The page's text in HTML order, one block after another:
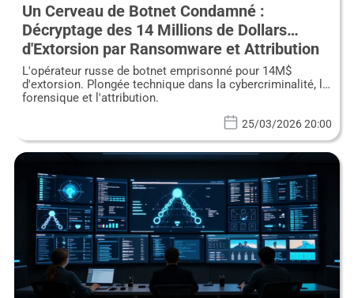
Un Cerveau de Botnet Condamné :
Décryptage des 14 Millions de Dollars
d'Extorsion par Ransomware et Attribution
Avancée
L'opérateur russe de botnet emprisonné pour 14M$
d'extorsion. Plongée technique dans la cybercriminalité, la
forensique et l'attribution.
25/03/2026 20:00